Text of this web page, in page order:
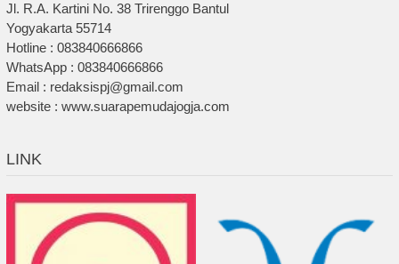
Jl. R.A. Kartini No. 38 Trirenggo Bantul
Yogyakarta 55714
Hotline : 083840666866
WhatsApp : 083840666866
Email : redaksispj@gmail.com
website : www.suarapemudajogja.com
LINK